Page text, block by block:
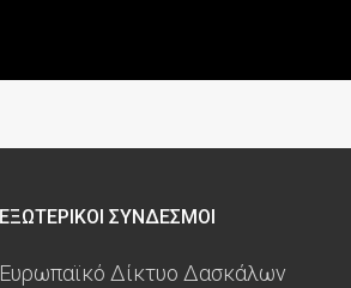
ΕΞΩΤΕΡΙΚΟΙ ΣΥΝΔΕΣΜΟΙ
Ευρωπαϊκό Δίκτυο Δασκάλων